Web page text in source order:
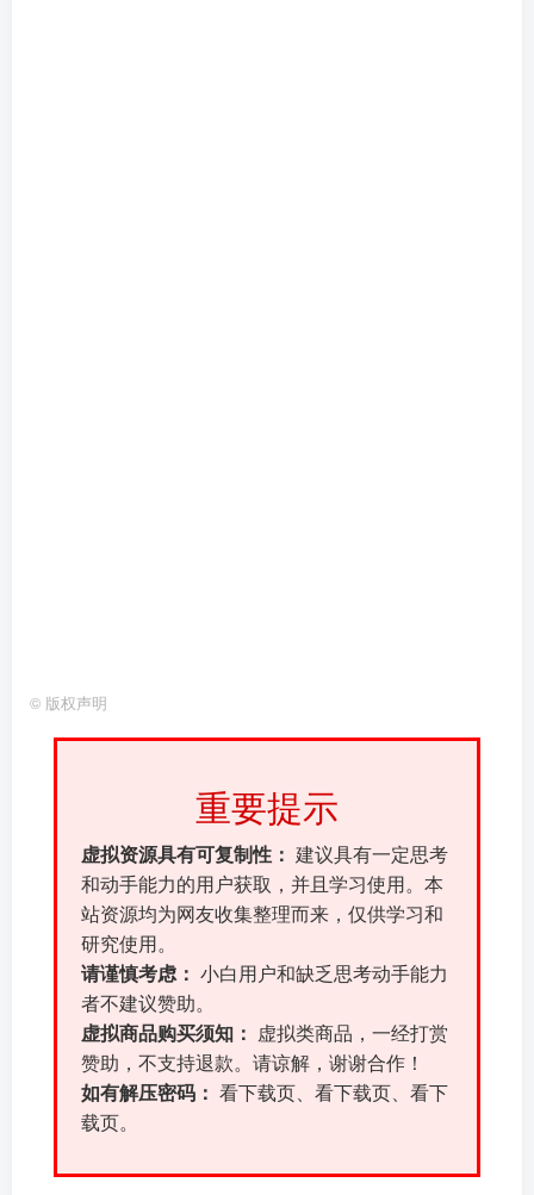
© 版权声明
重要提示
虚拟资源具有可复制性： 建议具有一定思考
和动手能力的用户获取，并且学习使用。本
站资源均为网友收集整理而来，仅供学习和
研究使用。
请谨慎考虑： 小白用户和缺乏思考动手能力
者不建议赞助。
虚拟商品购买须知：
虚拟类商品，一经打赏
赞助，不支持退款。请谅解，谢谢合作！
如有解压密码： 看下载页、看下载页、看下
载页。